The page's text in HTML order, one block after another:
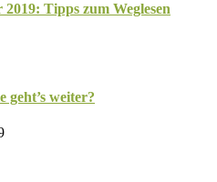
Tipps zum Weglesen
geht’s weiter?